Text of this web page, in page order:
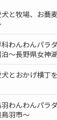
犬と牧場、お蕎
科わんわんパラ
〜長野県女神
犬とおかげ横丁
羽わんわんパラ
羽市〜